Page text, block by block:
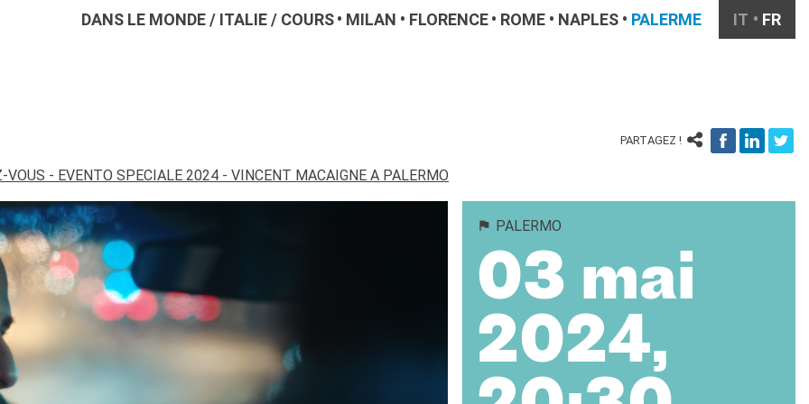
DANS LE MONDE/ ITALIE/ COURS MILAN FLORENCE ROME NAPLES PALERME IT FR
PARTAGEZ !
VOUS - EVENTO SPECIALE 2024 - VINCENT MACAIGNE A PALERMO
PALERMO
03 mai
2024,